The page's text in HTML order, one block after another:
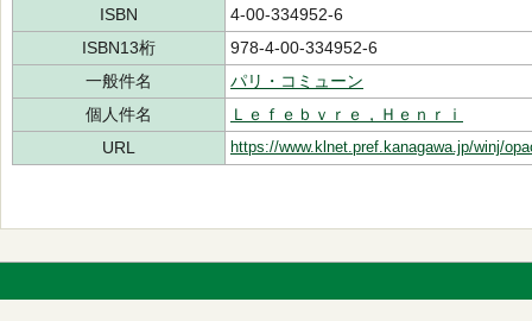
ISBN
4-00-334952-6
ISBN13桁
978-4-00-334952-6
一般件名
パリ・コミューン
個人件名
Ｌｅｆｅｂｖｒｅ，Ｈｅｎｒｉ
URL
https://www.klnet.pref.kanagawa.jp/winj/